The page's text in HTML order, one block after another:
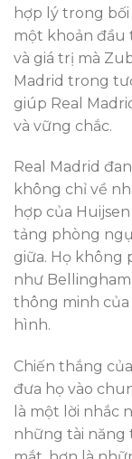
hợp lý trong
một khoản đầu
và giá trị mà
Madrid trong
giúp Real
và vững chắc.
Real Madrid
không chỉ về
hợp của
tảng phòng
giữa. Họ không
như Bellingham
thông minh của
hình.
Chiến thắng
đưa họ vào
là một lời nhắc
những tài năng